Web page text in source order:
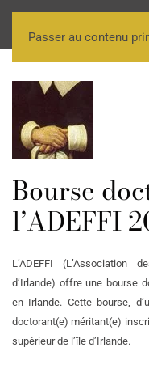
Passer au contenu
Bourse
l’ADEFFI
L’ADEFFI (L’Association
d’Irlande) offre une bourse
en Irlande. Cette bourse,
doctorant(e) méritant(e)
supérieur de l’île d’Irlande.